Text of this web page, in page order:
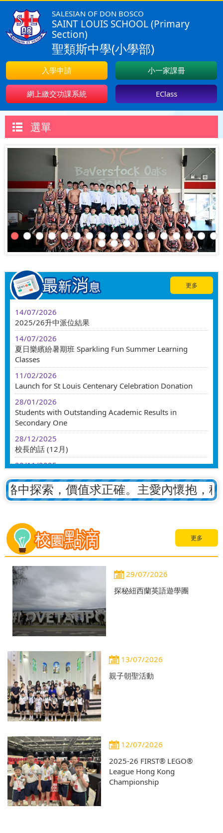
SALESIAN OF DON BOSCO
SAINT LOUIS SCHOOL (Primary
Section)
聖類斯中學(小學部)
入學申請 小一家課冊
網上繳交功課系統 EClass
選單
更多
14/07/2026
2025/26升中派位結果
14/07/2026
夏日樂繽紛暑期班 Sparkling Fun Summer Learning
Classes
11/02/2026
Launch for St Louis Centenary Celebration Donation
28/01/2026
Students with Outstanding Academic Results in
Secondary One
28/12/2025
校長的話 (12月)
22/11/2025
21/10/2025
校友重聚日 Homecoming Day 2025
招收2026至2027年度小一新生
25/08/2025
繽紛童樂探索日 Have a Sparkling Day
18/07/2025
2024/25升中派位結果
探索，價值求正確。主愛內懷抱，積極
更多
29/07/2026
探秘紐西蘭英語遊學團
13/07/2026
親子朝聖活動
12/07/2026
2025-26 FIRST® LEGO®
League Hong Kong
Championship